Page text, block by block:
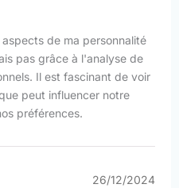
de ma personnalité
pas grâce à l'analyse de
Il est fascinant de voir
peut influencer notre
préférences.
26/12/2024